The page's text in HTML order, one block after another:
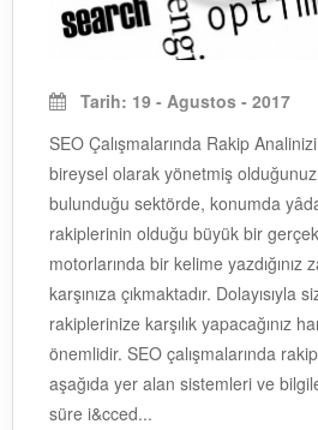
Tarih: 19 - Agustos - 2017
SEO Çalışmalarında Rakip
bireysel olarak yönetmiş
bulunduğu sektörde, konumda
rakiplerinin olduğu büyük bir
motorlarında bir kelime
karşınıza çıkmaktadır. Dolayısıyla
rakiplerinize karşılık yapacağınız
önemlidir. SEO çalışmalarında
aşağıda yer alan sistemleri ve
süre i&cced...